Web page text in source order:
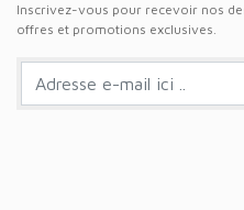
Inscrivez-vous pour recevoir nos
offres et promotions exclusives.